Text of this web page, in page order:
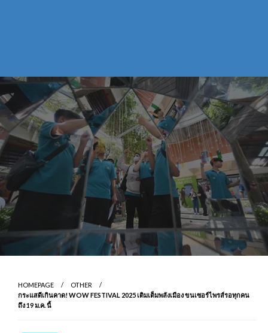
HOMEPAGE
OTHER
กระแสดีเกินคาด! WOW FESTIVAL 2025 เติมเต็มพลังเมือง ขนเซอร์ไพรส์รอทุกคน
ถึง 19 ม.ค. นี้